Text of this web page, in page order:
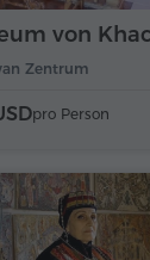
Zentrum
von
pro Person